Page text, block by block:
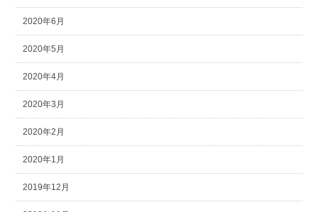
2020年6月
2020年5月
2020年4月
2020年3月
2020年2月
2020年1月
2019年12月